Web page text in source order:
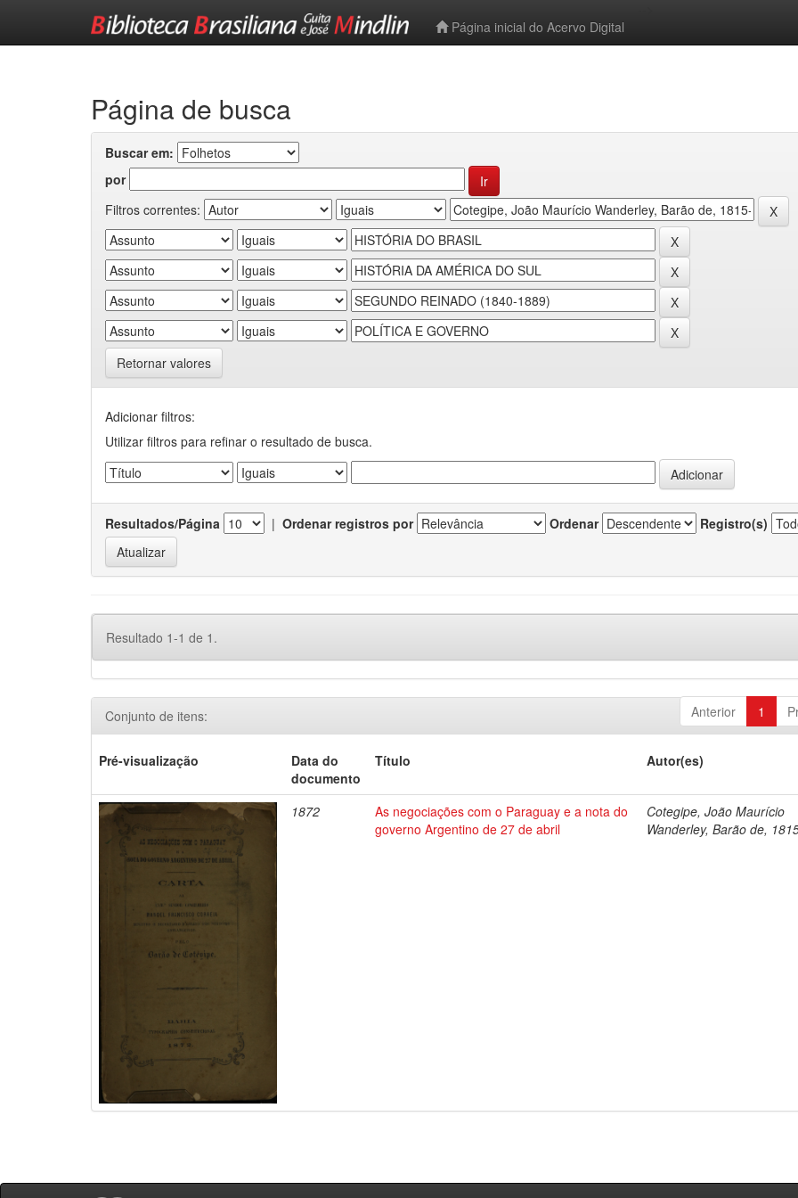
Página inicial do Acervo Digital
Página de busca
Buscar em:
por
Filtros correntes:
Retornar valores
Adicionar filtros:
Utilizar filtros para refinar o resultado de busca.
Resultados/Página | Ordenar registros por Ordenar Registro(s)
Resultado 1-1 de 1.
Anterior 1
Conjunto de itens:
Pré-visualização
Data do
documento
Título Autor(es)
1872
As negociações com o Paraguay e a nota do
governo Argentino de 27 de abril
Cotegipe, João Maurício
Wanderley, Barão de,